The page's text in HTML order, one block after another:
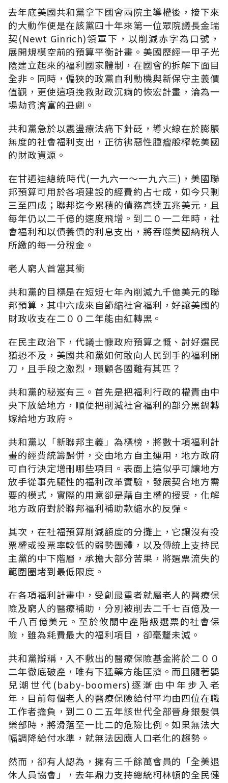
去年底美國共和黨拿下國會兩院主導權後，接下來
的大動作便是在該黨四十年來第一位眾院議長金瑞
契(Newt Ginrich)領軍下，以削減赤字為口號，
展開規模空前的預算平衡計畫。美國歷經一甲子光
陰建立起來的福利國家體制，在國會的拆解下面目
全非。同時，偏狹的政黨自利動機與新保守主義價
值觀，更使這項挽救財政沉痾的恢宏計畫，淪為一
場劫貧濟富的丑劇。
共和黨急於以震盪療法痛下針砭，導火線在於膨脹
無度的社會福利支出，正彷彿惡性腫瘤般榨乾美國
的財政資源。
在甘迺迪總統時代(一九六一～一九六三)，美國聯
邦預算可用於各項建設的經費約占七成，如今只剩
三至四成；聯邦迄今累積的債務高達五兆美元，且
每年仍以二千億的速度飛增。到二０一二年時，社
會福利和以債養債的利息支出，將吞噬美國納稅人
所繳的每一分稅金。
老人窮人首當其衝
共和黨的目標是在短短七年內削減九千億美元的聯
邦預算，其中六成來自節縮社會福利，好讓美國的
財政收支在二００二年能由紅轉黑。
在民主政治下，代議士慷政府預算之慨、討好選民
猶恐不及，美國共和黨如何敢向人民到手的福利開
刀，且手段之激烈，環顧各國難有其匹？
共和黨的秘岌有三。首先是把福利行政的權責由中
央下放給地方，順便把削減社會福利的部分黑鍋轉
嫁給地方政府。
共和黨以「新聯邦主義」為標榜，將數十項福利計
畫的經費統籌歸併，交由地方自主運用，地方政府
可自行決定增刪哪些項目。表面上這似乎可讓地方
放手從事先驅性的福利改革實驗，發展契合地方需
要的模式，實際的用意卻是藉自主權的授受，化解
地方政府對於聯邦福利補助款縮水的反彈。
其次，在社福預算削減額度的分攤上，它讓沒有投
票權或投票率較低的弱勢團體，以及傳統上支持民
主黨的中下階層，承擔大部分苦果，將選票流失的
範圍圈堵到最低限度。
在各項福利計畫中，受創最重者就屬老人的醫療保
險及窮人的醫療補助，分別被削去二千七百億及一
千八百億美元。至於攸關中產階級選票的社會保
險，雖為耗費最大的福利項目，卻毫釐未減。
共和黨辯稱，入不敷出的醫療保險基金將於二００
二年徹底破產，唯有下猛藥方能匡濟。而且隨著嬰
兒潮世代(baby-boomers)逐漸由中年步入老
年，目前每個老人的醫療保險給付平均由四位在職
工作者擔負，到二０二五年該世代全部晉身銀髮俱
樂部時，將滑落至一比二的危險比例。如果無法大
幅調降給付水準，就無法因應人口老化的趨勢。
然而，卻有人認為，擁有三千餘萬會員的「全美退
休人員協會」，去年鼎力支持總統柯林頓的全民健